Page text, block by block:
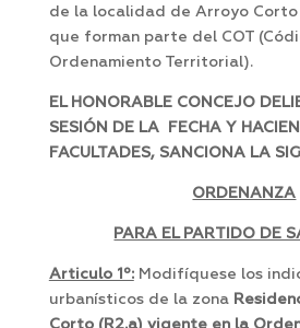
de la localidad de Arroyo
que forman parte del COT
Ordenamiento Territorial).
EL HONORABLE CONCEJO
SESIÓN DE LA FECHA Y
FACULTADES, SANCIONA LA
ORDENANZA
PARA EL PARTIDO DE
Articulo 1º:Modifíquese los
urbanísticos de la zona
Corto (R2.a) vigente en la